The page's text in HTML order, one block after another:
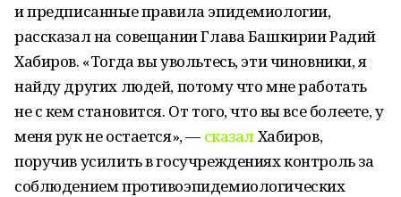
и предписанные правила эпидемиологии,
рассказал на совещании Глава Башкирии Радий
Хабиров. «Тогда вы увольтесь, эти чиновники, я
найду других людей, потому что мне работать
не с кем становится. От того, что вы все болеете, у
меня рук не остается», — сказалХабиров,
поручив усилить в госучреждениях контроль за
соблюдением противоэпидемиологических